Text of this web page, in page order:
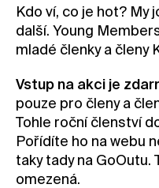
Kontakt
Novinky
Pronájem prostor
Volné pozice
Kdo ví, co je hot? My
další. Young
mladé členky a členy
Vstup na akci je
pouze pro členy a
Tohle roční členství
Pořídíte ho na webu
taky tady na GoOutu.
omezená.